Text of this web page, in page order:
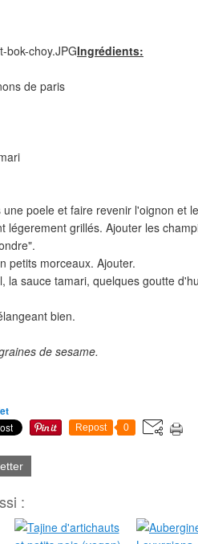
Ingrédients:
de paris
poele et faire revenir l'oignon et
légerement grillés. Ajouter les
petits morceaux. Ajouter.
la sauce tamari, quelques goutte
bien.
de sesame.
Repost 0
: